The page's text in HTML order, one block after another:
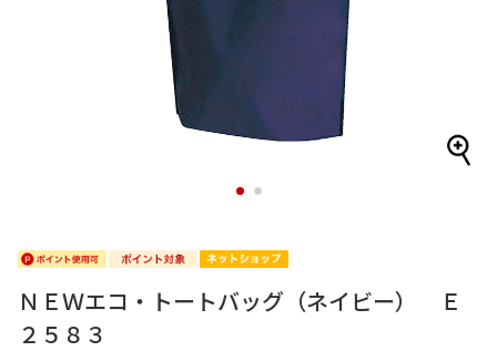
1 2
ＮＥＷエコ・トートバッグ（ネイビー） Ｅ
２５８３